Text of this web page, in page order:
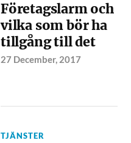
Företagslarm och
vilka som bör ha
tillgång till det
27 December, 2017
TJÄNSTER